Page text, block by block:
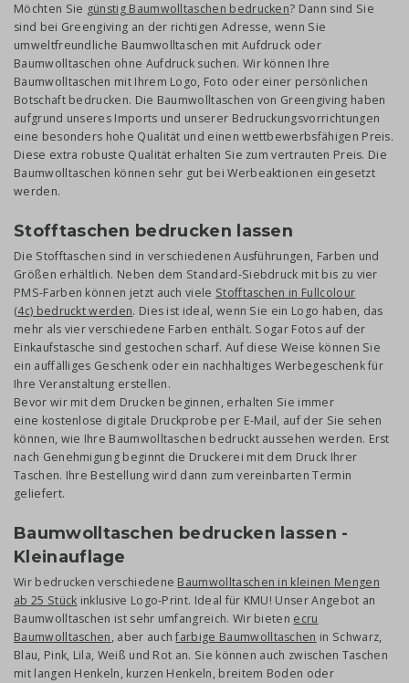
Möchten Sie günstig Baumwolltaschen bedrucken? Dann sind Sie
sind bei Greengiving an der richtigen Adresse, wenn Sie
umweltfreundliche Baumwolltaschen mit Aufdruck oder
Baumwolltaschen ohne Aufdruck suchen. Wir können Ihre
Baumwolltaschen mit Ihrem Logo, Foto oder einer persönlichen
Botschaft bedrucken. Die Baumwolltaschen von Greengiving haben
aufgrund unseres Imports und unserer Bedruckungsvorrichtungen
eine besonders hohe Qualität und einen wettbewerbsfähigen Preis.
Diese extra robuste Qualität erhalten Sie zum vertrauten Preis. Die
Baumwolltaschen können sehr gut bei Werbeaktionen eingesetzt
werden.
Stofftaschen bedrucken lassen
Die Stofftaschen sind in verschiedenen Ausführungen, Farben und
Größen erhältlich. Neben dem Standard-Siebdruck mit bis zu vier
PMS-Farben können jetzt auch viele Stofftaschen in Fullcolour
(4c) bedruckt werden. Dies ist ideal, wenn Sie ein Logo haben, das
mehr als vier verschiedene Farben enthält. Sogar Fotos auf der
Einkaufstasche sind gestochen scharf. Auf diese Weise können Sie
ein auffälliges Geschenk oder ein nachhaltiges Werbegeschenk für
Ihre Veranstaltung erstellen.
Bevor wir mit dem Drucken beginnen, erhalten Sie immer
eine kostenlose digitale Druckprobe per E-Mail, auf der Sie sehen
können, wie Ihre Baumwolltaschen bedruckt aussehen werden. Erst
nach Genehmigung beginnt die Druckerei mit dem Druck Ihrer
Taschen. Ihre Bestellung wird dann zum vereinbarten Termin
geliefert.
Baumwolltaschen bedrucken lassen -
Kleinauflage
Wir bedrucken verschiedene Baumwolltaschen in kleinen Mengen
ab 25 Stück inklusive Logo-Print. Ideal für KMU! Unser Angebot an
Baumwolltaschen ist sehr umfangreich. Wir bieten ecru
Baumwolltaschen, aber auchfarbige Baumwolltaschen in Schwarz,
Blau, Pink, Lila, Weiß und Rot an. Sie können auch zwischen Taschen
mit langen Henkeln, kurzen Henkeln, breitem Boden oder